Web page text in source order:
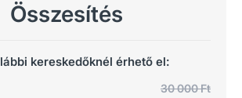
Összesítés
kereskedőknél érhető el:
30 000 Ft